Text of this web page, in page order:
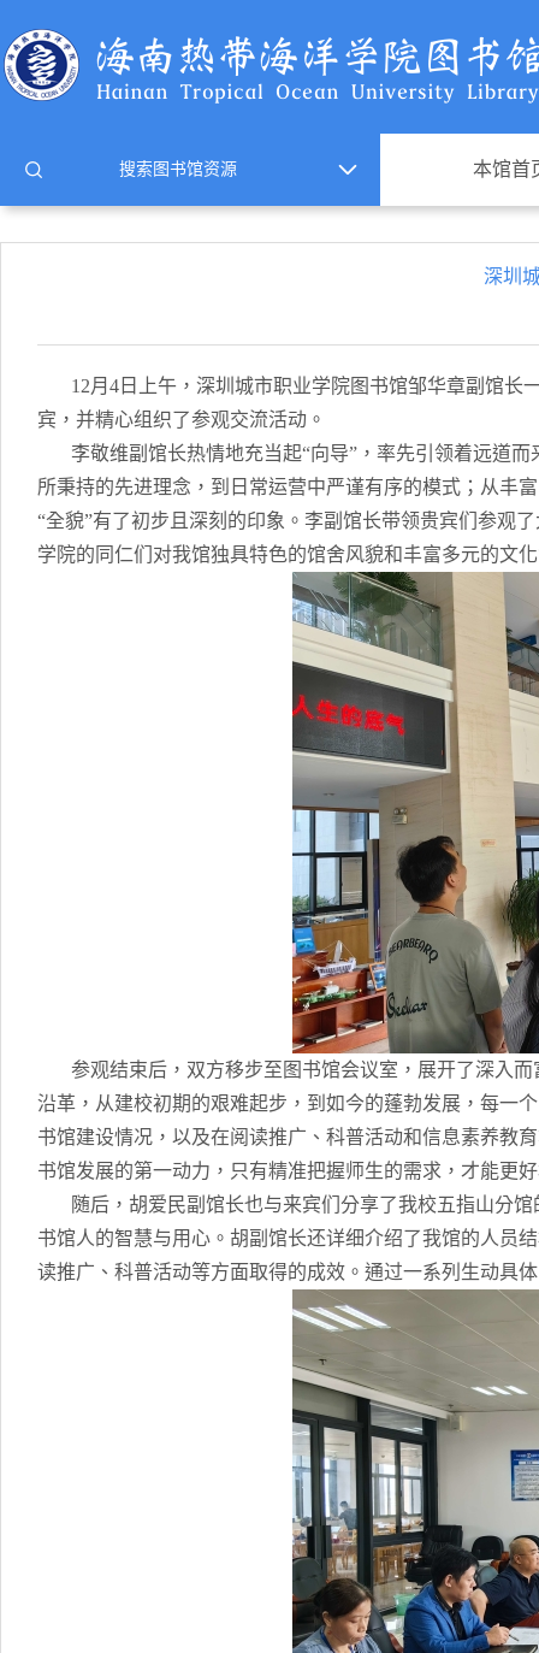
本馆首
深圳
12月4日上午，深圳城市职业学院图书馆邹华章副馆长
宾，并精心组织了参观交流活动。
李敬维副馆长热情地充当起“向导”，率先引领着远道而
所秉持的先进理念，到日常运营中严谨有序的模式；从丰
“全貌”有了初步且深刻的印象。李副馆长带领贵宾们参观
学院的同仁们对我馆独具特色的馆舍风貌和丰富多元的文
参观结束后，双方移步至图书馆会议室，展开了深入而
沿革，从建校初期的艰难起步，到如今的蓬勃发展，每一
书馆建设情况，以及在阅读推广、科普活动和信息素养教
书馆发展的第一动力，只有精准把握师生的需求，才能更
随后，胡爱民副馆长也与来宾们分享了我校五指山分馆
书馆人的智慧与用心。胡副馆长还详细介绍了我馆的人员
读推广、科普活动等方面取得的成效。通过一系列生动具